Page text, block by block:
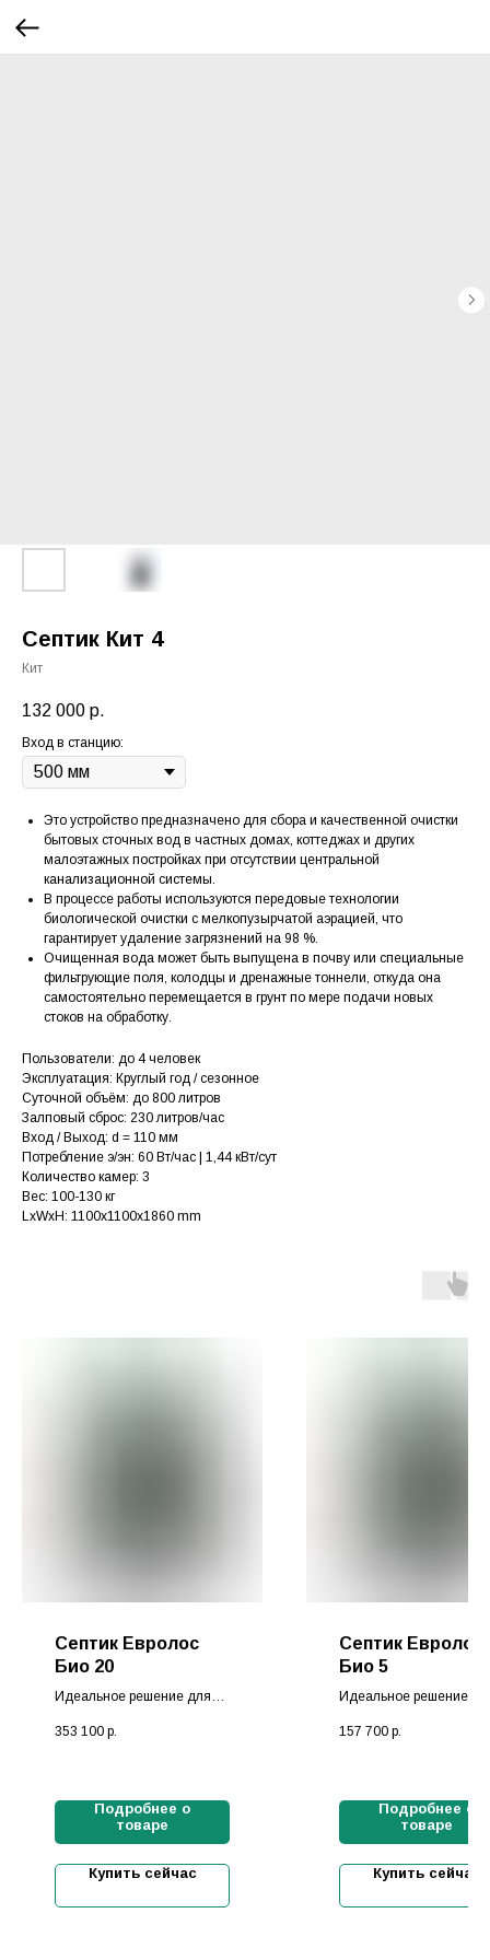
Септик Кит 4
Кит
132 000 р.
Вход в станцию:
Это устройство предназначено для сбора и качественной очистки
бытовых сточных вод в частных домах, коттеджах и других
малоэтажных постройках при отсутствии центральной
канализационной системы.
В процессе работы используются передовые технологии
биологической очистки с мелкопузырчатой аэрацией, что
гарантирует удаление загрязнений на 98 %.
Очищенная вода может быть выпущена в почву или специальные
фильтрующие поля, колодцы и дренажные тоннели, откуда она
самостоятельно перемещается в грунт по мере подачи новых
стоков на обработку.
Пользователи: до 4 человек
Эксплуатация: Круглый год / сезонное
Суточной объём: до 800 литров
Залповый сброс: 230 литров/час
Вход / Выход: d = 110 мм
Потребление э/эн: 60 Вт/час | 1,44 кВт/сут
Количество камер: 3
Вес: 100-130 кг
LxWxH: 1100x1100x1860 mm
Септик Евролос
Био 20
Идеальное решение для
от компании Евролос
353 100 р.
Подробнее о
товаре
Купить сейчас
Септик Евролос
Био 5
Идеальное решение
от компании Евролос
157 700 р.
Подробнее о
товаре
Купить сейчас